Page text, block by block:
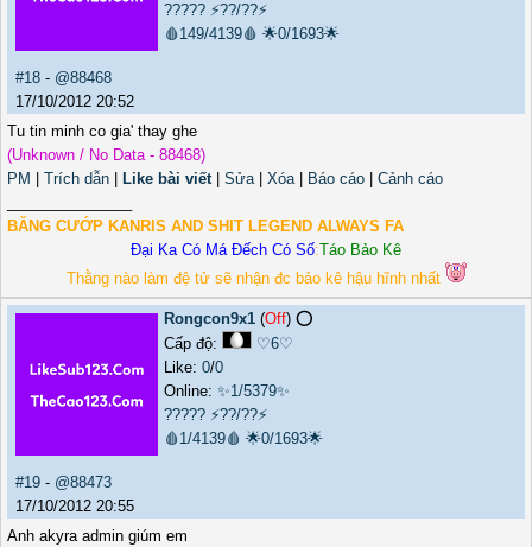
????? ⚡??/??⚡
🩸149/4139🩸 🌟0/1693🌟
#18 - @88468
17/10/2012 20:52
Tu tin minh co gia' thay ghe
(Unknown / No Data - 88468)
PM
Trích dẫn Like bài viết| Sửa| Xóa| Báo cáo
Cảnh cáo
BĂNG CƯỚP KANRIS AND SHIT LEGEND ALWAYS FA
Đại Ka Có Má Đếch Có Số:Táo Bảo Kê
Thằng nào làm đệ tử sẽ nhận đc bảo kê hậu hĩnh nhất
Rongcon9x1 (Off) ⭕️
Cấp độ:
♡6♡
Like: 0/0
Online: ✨1/5379✨
????? ⚡??/??⚡
🩸1/4139🩸 🌟0/1693🌟
#19 - @88473
17/10/2012 20:55
Anh akyra admin giúm em